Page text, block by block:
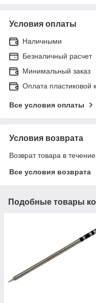
Условия оплаты
Наличными
Безналичный расчет
Минимальный заказ
Оплата пластиковой
Все условия оплаты
Условия возврата
Возврат товара в
Все условия возврата
Подобные товары